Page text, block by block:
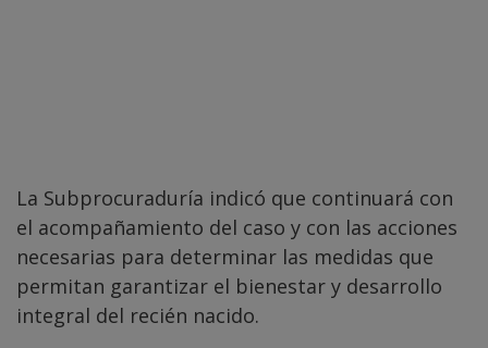
La Subprocuraduría indicó que continuará con
el acompañamiento del caso y con las acciones
necesarias para determinar las medidas que
permitan garantizar el bienestar y desarrollo
integral del recién nacido.